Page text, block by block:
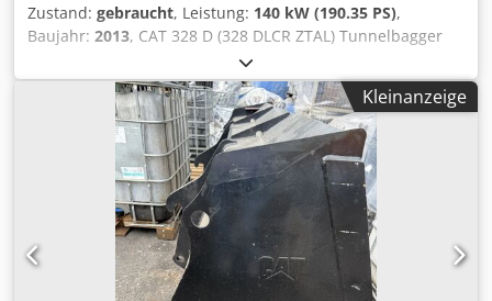
Zustand: gebraucht, Leistung: 140 kW (190.35 PS),
Baujahr: 2013, CAT 328 D (328 DLCR ZTAL) Tunnelbagger
Sehr viele Teile zusätzlich gegen Aufpreis erhältlich, z. B.
ein kompletter Oberbau etc.!! • Leistung: 140 kW (190 PS) •
Knick-/ Verstellausleger für Tunnelarbeiten •
Schnellwechseleinrichtung • Schildabstützung • Klima
Crodpfx Agswmpcus Ijf • Kurzheckversion • 11.600 Bh. • 600
mm Kettenbreite • inclusive 1 x Tieflöffel 1.3 m³ und 1 x
Ripper • Baggergrabungstiefe: ca. 7m • Leergewicht: 43.500
kg - deutsche Maschine! - funktionsfähig! - Alle
Kundendienste durch Fa. Zeppelin / Caterpillar Irrtümer
und Zwischenverkauf vorbehaltlich! = Weitere
Informationen = Baujahr: 2013 Schäden: keines
Kleinanzeige